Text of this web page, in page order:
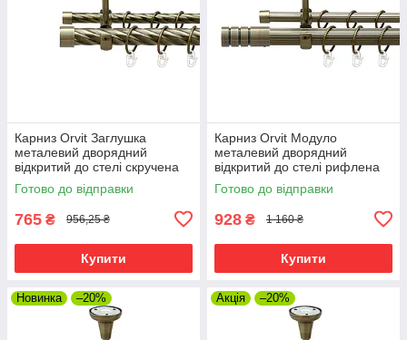
Карниз Orvit Заглушка
металевий дворядний
відкритий до стелі скручена
труба кільце металеве Антик
25\16 мм 160 см (00-
Готово до відправки
765 ₴ 956,25 ₴
Купити
Карниз Orvit Модуло
металевий дворядний
відкритий до стелі рифлена
труба кільце металеве Антик
25\16 мм 160 см (00-
Готово до відправки
928 ₴ 1 160 ₴
Купити
Новинка –20% Акція –20%